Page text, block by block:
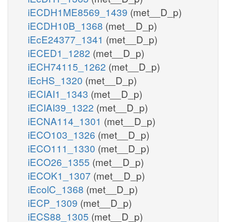
iECDH1ME8569_1439 (met__D_p)
iECDH10B_1368 (met__D_p)
iEcE24377_1341 (met__D_p)
iECED1_1282 (met__D_p)
iECH74115_1262 (met__D_p)
iEcHS_1320 (met__D_p)
iECIAI1_1343 (met__D_p)
iECIAI39_1322 (met__D_p)
iECNA114_1301 (met__D_p)
iECO103_1326 (met__D_p)
iECO111_1330 (met__D_p)
iECO26_1355 (met__D_p)
iECOK1_1307 (met__D_p)
iEcolC_1368 (met__D_p)
iECP_1309 (met__D_p)
iECS88_1305 (met__D_p)